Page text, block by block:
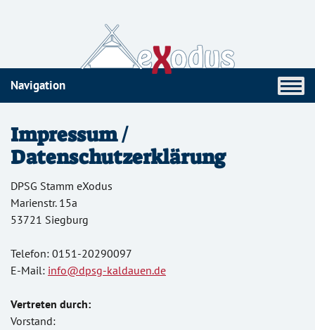
Navigation
Impressum /
Datenschutzerklärung
DPSG Stamm eXodus
Marienstr. 15a
53721 Siegburg
Telefon: 0151-20290097
E-Mail: info@dpsg-kaldauen.de
Vertreten durch:
Vorstand: